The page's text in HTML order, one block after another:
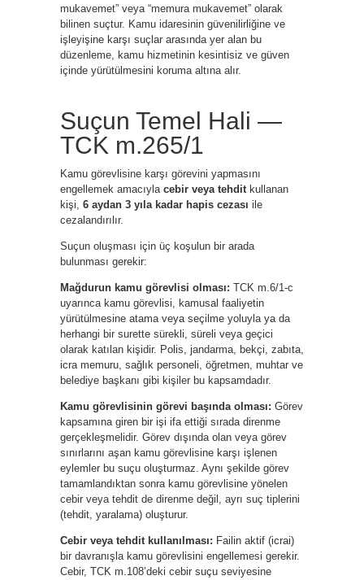
mukavemet” veya “memura mukavemet” olarak
bilinen suçtur. Kamu idaresinin güvenilirliğine ve
işleyişine karşı suçlar arasında yer alan bu
düzenleme, kamu hizmetinin kesintisiz ve güven
içinde yürütülmesini koruma altına alır.
Suçun Temel Hali —
TCK m.265/1
Kamu görevlisine karşı görevini yapmasını
engellemek amacıyla cebir veya tehditkullanan
kişi, 6 aydan 3 yıla kadar hapis cezası ile
cezalandırılır.
Suçun oluşması için üç koşulun bir arada
bulunması gerekir:
Mağdurun kamu görevlisi olması: TCK m.6/1-c
uyarınca kamu görevlisi, kamusal faaliyetin
yürütülmesine atama veya seçilme yoluyla ya da
herhangi bir surette sürekli, süreli veya geçici
olarak katılan kişidir. Polis, jandarma, bekçi, zabıta,
icra memuru, sağlık personeli, öğretmen, muhtar ve
belediye başkanı gibi kişiler bu kapsamdadır.
Kamu görevlisinin görevi başında olması: Görev
kapsamına giren bir işi ifa ettiği sırada direnme
gerçekleşmelidir. Görev dışında olan veya görev
sınırlarını aşan kamu görevlisine karşı işlenen
eylemler bu suçu oluşturmaz. Aynı şekilde görev
tamamlandıktan sonra kamu görevlisine yönelen
cebir veya tehdit de direnme değil, ayrı suç tiplerini
(tehdit, yaralama) oluşturur.
Cebir veya tehdit kullanılması: Failin aktif (icrai)
bir davranışla kamu görevlisini engellemesi gerekir.
Cebir, TCK m.108’deki cebir suçu seviyesine